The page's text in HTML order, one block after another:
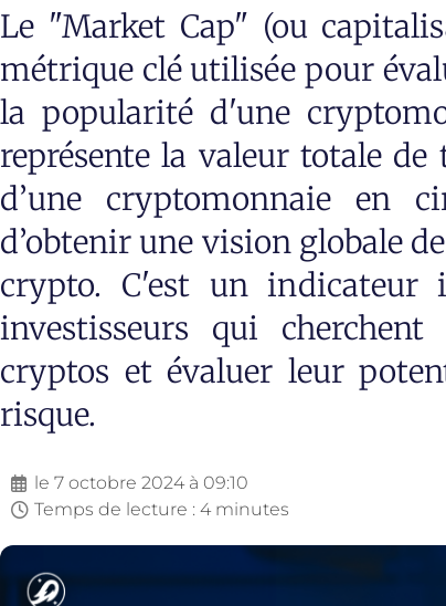
Le "Market Cap" (ou
métrique clé utilisée pour
la popularité d'une
représente la valeur totale
d’une cryptomonnaie en
d’obtenir une vision globale
crypto. C'est un indicateur
investisseurs qui
cryptos et évaluer leur
risque.
le 7 octobre 2024 à 09:10
Temps de lecture : 4 minutes